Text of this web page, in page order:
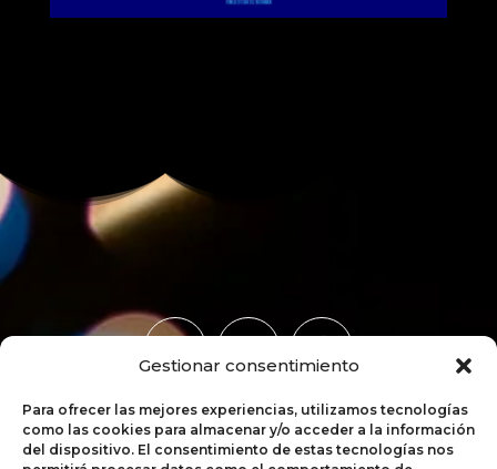
Gestionar consentimiento
Para ofrecer las mejores experiencias, utilizamos tecnologías
como las cookies para almacenar y/o acceder a la información
del dispositivo. El consentimiento de estas tecnologías nos